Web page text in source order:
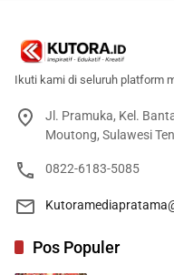
Ikuti kami di seluruh platform
Jl. Pramuka, Kel.
Moutong, Sulawesi
0822-6183-5085
Pos Populer